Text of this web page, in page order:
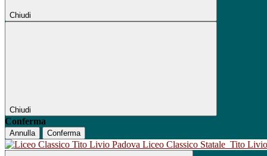
Chiudi
Chiudi
Conferma
Annulla Conferma
Liceo Classico Statale Tito Livio